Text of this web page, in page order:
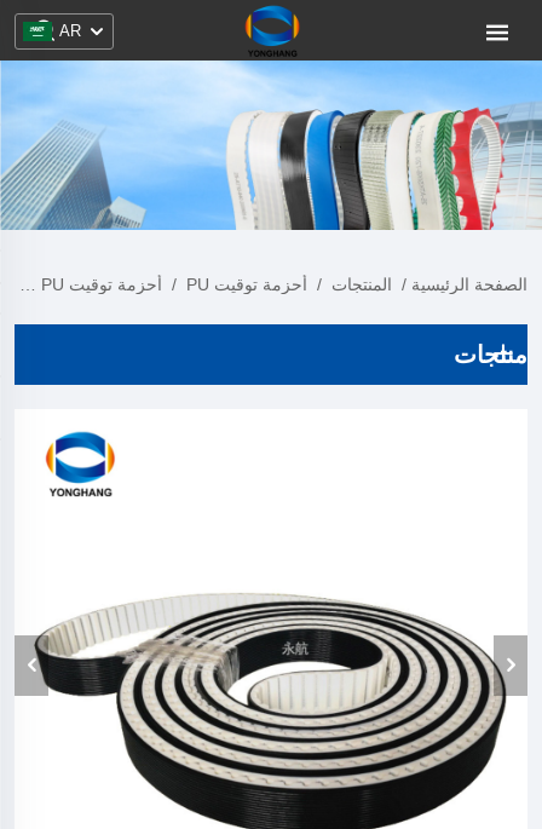
AR
الصفحة الرئيسية / المنتجات / أحزمة توقيت PU / أحزمة توقيت PU مع طبقة
منتجات